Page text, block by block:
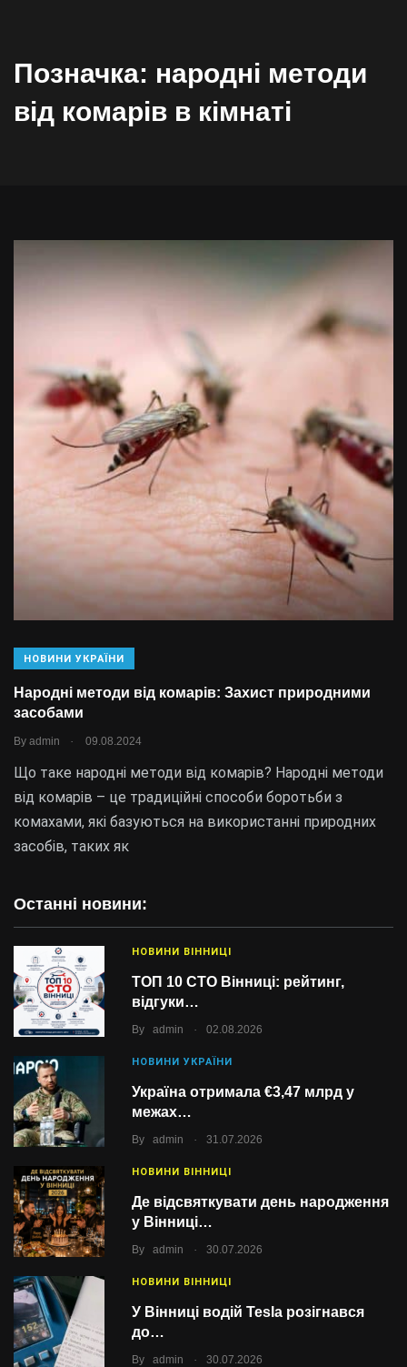
Позначка: народні методи
від комарів в кімнаті
НОВИНИ УКРАЇНИ
Народні методи від комарів: Захист природними
засобами
By admin . 09.08.2024
Що таке народні методи від комарів? Народні методи
від комарів – це традиційні способи боротьби з
комахами, які базуються на використанні природних
засобів, таких як
Останні новини:
НОВИНИ ВІННИЦІ
ТОП 10 СТО Вінниці: рейтинг,
відгуки…
By admin . 02.08.2026
НОВИНИ УКРАЇНИ
Україна отримала €3,47 млрд у
межах…
By admin . 31.07.2026
НОВИНИ ВІННИЦІ
Де відсвяткувати день народження
у Вінниці…
By admin . 30.07.2026
НОВИНИ ВІННИЦІ
У Вінниці водій Tesla розігнався
до…
By admin . 30.07.2026